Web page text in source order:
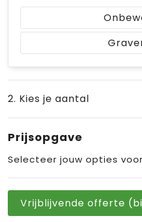
2. Kies je aantal
Prijsopgave
Selecteer jouw opties
Vrijblijvende offerte